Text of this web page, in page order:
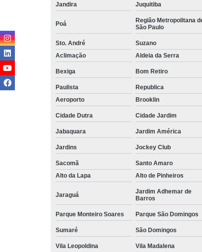
Jandira Juquitiba
Poá
Região Metropolitana
São Paulo
Sto. André Suzano
Aclimação
Aldeia da Serra
Bexiga Bom Retiro
Paulista Republica
Aeroporto
Brooklin
Cidade Dutra Cidade Jardim
Jabaquara Jardim América
Jardins Jockey Club
Sacomã Santo Amaro
Alto da Lapa
Alto de Pinheiros
Jaraguá
Jardim Adhemar de
Barros
Parque Monteiro Soares Parque São Domingos
Sumaré São Domingos
Vila Leopoldina Vila Madalena